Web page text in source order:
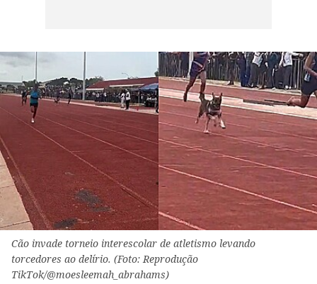
Cão invade torneio interescolar de atletismo levando
torcedores ao delírio. (Foto: Reprodução
TikTok/@moesleemah_abrahams)